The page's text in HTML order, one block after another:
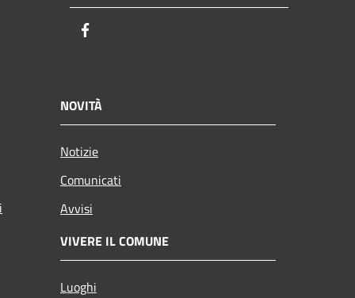
NOVITÀ
Notizie
Comunicati
Avvisi
VIVERE IL COMUNE
Luoghi